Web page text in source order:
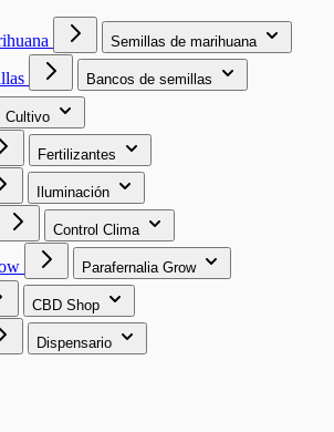
Semillas de marihuana
Bancos de semillas
Cultivo
Fertilizantes
Iluminación
Control Clima
Parafernalia Grow
CBD Shop
Dispensario